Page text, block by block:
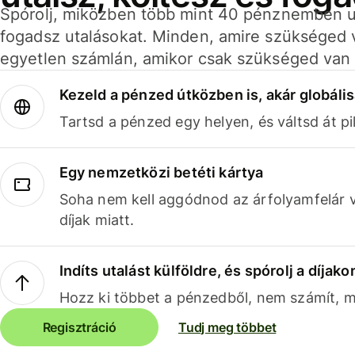
Spórolj, miközben több mint 40 pénznemben
fogadsz utalásokat. Minden, amire szükséged
egyetlen számlán, amikor csak szükséged van
Kezeld a pénzed útközben is, akár
Tartsd a pénzed egy helyen, és váltsd át
Egy nemzetközi betéti kártya
Soha nem kell aggódnod az árfolyamfelár
díjak miatt.
Indíts utalást külföldre, és spórolj a
Hozz ki többet a pénzedből, nem számít,
Regisztráció Tudj meg többet